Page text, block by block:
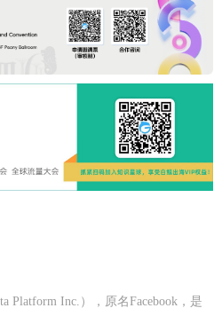
Platform Inc.），原名Facebook，是